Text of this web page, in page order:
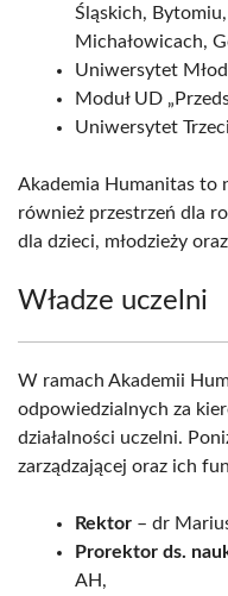
Śląskich,
Michałowicach,
Uniwersytet
Moduł UD
Uniwersytet
Akademia Humanitas to
również przestrzeń dla
dla dzieci, młodzieży
Władze uczelni
W ramach Akademii
odpowiedzialnych za
działalności uczelni.
zarządzającej oraz ich
Rektor – dr
Prorektor ds.
AH,